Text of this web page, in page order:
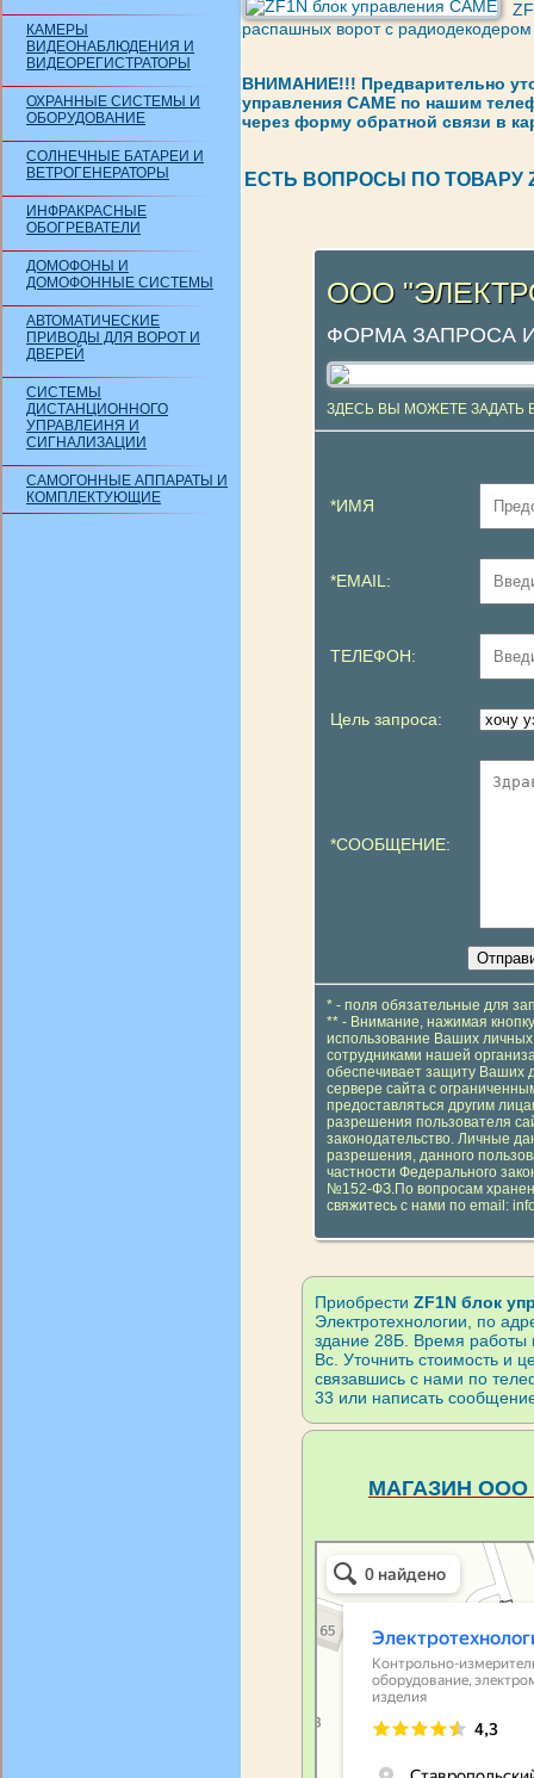
КАМЕРЫ
ВИДЕОНАБЛЮДЕНИЯ И
ВИДЕОРЕГИСТРАТОРЫ
ОХРАННЫЕ СИСТЕМЫ И
ОБОРУДОВАНИЕ
СОЛНЕЧНЫЕ БАТАРЕИ И
ВЕТРОГЕНЕРАТОРЫ
ИНФРАКРАСНЫЕ
ОБОГРЕВАТЕЛИ
ДОМОФОНЫ И
ДОМОФОННЫЕ СИСТЕМЫ
АВТОМАТИЧЕСКИЕ
ПРИВОДЫ ДЛЯ ВОРОТ И
ДВЕРЕЙ
СИСТЕМЫ
ДИСТАНЦИОННОГО
УПРАВЛЕИНЯ И
СИГНАЛИЗАЦИИ
САМОГОННЫЕ АППАРАТЫ И
КОМПЛЕКТУЮЩИЕ
распашных ворот с
ВНИМАНИЕ!!! Предварительно
управления CAME по нашим
через форму обратной связи в
ЕСТЬ ВОПРОСЫ ПО ТОВАРУ
ООО
ФОРМА ЗАПРОСА
ЗДЕСЬ ВЫ МОЖЕТЕ ЗАДАТЬ
*ИМЯ
*EMAIL:
ТЕЛЕФОН:
Цель запроса:
*СООБЩЕНИЕ:
* - поля обязательные для
** - Внимание, нажимая
использование Ваших
сотрудниками нашей
обеспечивает защиту Ваших
сервере сайта с
предоставляться другим
разрешения пользователя
законодательство. Личные
разрешения, данного
частности Федерального
№152-ФЗ.По вопросам
свяжитесь с нами по email:
Приобрести ZF1N блок
Электротехнологии, по
здание 28Б. Время
Вс. Уточнить стоимость и
связавшись с нами по
33 или написать
МАГАЗИН ООО